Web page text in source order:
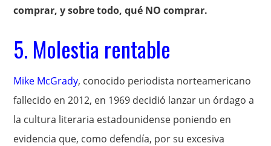
comprar, y sobre todo, qué NO comprar.
5. Molestia rentable
Mike McGrady, conocido periodista norteamericano
fallecido en 2012, en 1969 decidió lanzar un órdago a
la cultura literaria estadounidense poniendo en
evidencia que, como defendía, por su excesiva